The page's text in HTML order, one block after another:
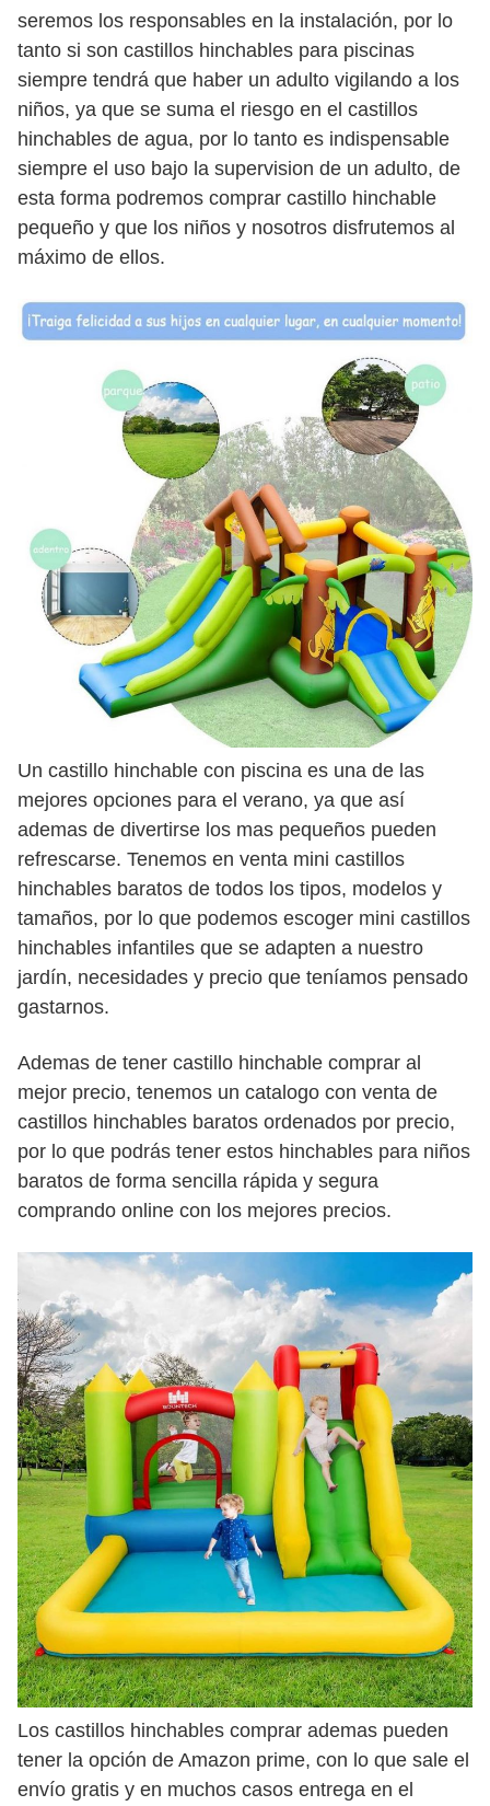
seremos los responsables en la instalación, por lo
tanto si son castillos hinchables para piscinas
siempre tendrá que haber un adulto vigilando a los
niños, ya que se suma el riesgo en el castillos
hinchables de agua, por lo tanto es indispensable
siempre el uso bajo la supervision de un adulto, de
esta forma podremos comprar castillo hinchable
pequeño y que los niños y nosotros disfrutemos al
máximo de ellos.
Un castillo hinchable con piscina es una de las
mejores opciones para el verano, ya que así
ademas de divertirse los mas pequeños pueden
refrescarse. Tenemos en venta mini castillos
hinchables baratos de todos los tipos, modelos y
tamaños, por lo que podemos escoger mini castillos
hinchables infantiles que se adapten a nuestro
jardín, necesidades y precio que teníamos pensado
gastarnos.
Ademas de tener castillo hinchable comprar al
mejor precio, tenemos un catalogo con venta de
castillos hinchables baratos ordenados por precio,
por lo que podrás tener estos hinchables para niños
baratos de forma sencilla rápida y segura
comprando online con los mejores precios.
Los castillos hinchables comprar ademas pueden
tener la opción de Amazon prime, con lo que sale el
envío gratis y en muchos casos entrega en el